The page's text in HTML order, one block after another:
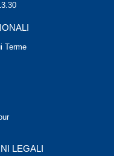
Terme
LEGALI